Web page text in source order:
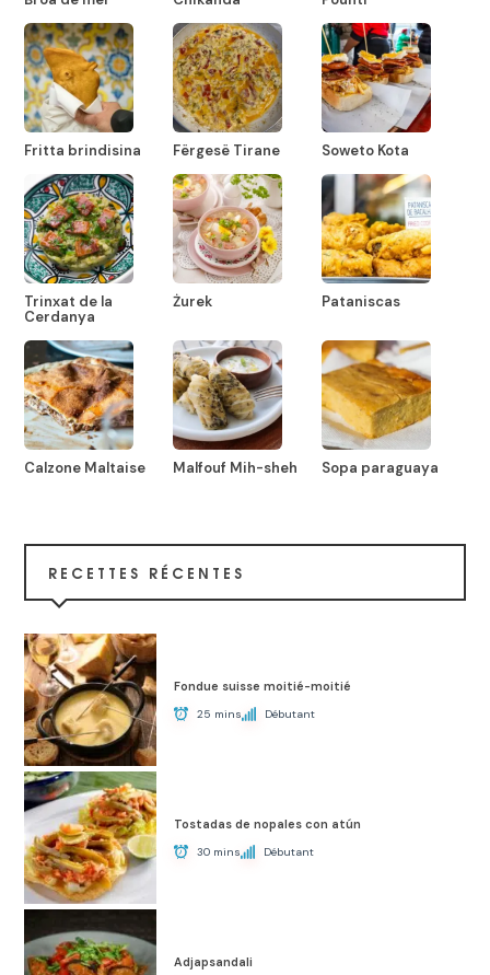
Fritta brindisina Fërgesë Tirane Soweto Kota
Trinxat de la
Cerdanya
Żurek Pataniscas
Calzone Maltaise Malfouf Mih-sheh Sopa paraguaya
RECETTES RÉCENTES
Fondue suisse moitié-moitié
25 mins Débutant
Tostadas de nopales con atún
30 mins Débutant
Adjapsandali